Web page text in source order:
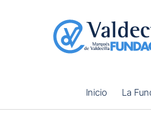
Inicio La